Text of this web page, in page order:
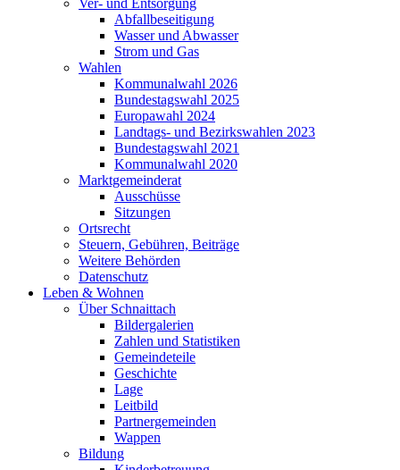
Ver- und Entsorgung
Abfallbeseitigung
Wasser und Abwasser
Strom und Gas
Wahlen
Kommunalwahl 2026
Bundestagswahl 2025
Europawahl 2024
Landtags- und Bezirkswahlen 2023
Bundestagswahl 2021
Kommunalwahl 2020
Marktgemeinderat
Ausschüsse
Sitzungen
Ortsrecht
Steuern, Gebühren, Beiträge
Weitere Behörden
Datenschutz
Leben & Wohnen
Über Schnaittach
Bildergalerien
Zahlen und Statistiken
Gemeindeteile
Geschichte
Lage
Leitbild
Partnergemeinden
Wappen
Bildung